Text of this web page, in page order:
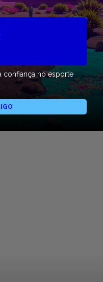
confiança no esporte